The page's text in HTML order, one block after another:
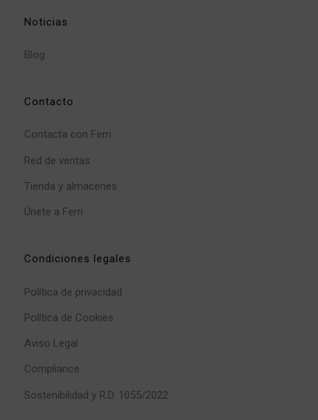
Noticias
Blog
Contacto
Contacta con Ferri
Red de ventas
Tienda y almacenes
Únete a Ferri
Condiciones legales
Política de privacidad
Política de Cookies
Aviso Legal
Compliance
Sostenibilidad y R.D. 1055/2022